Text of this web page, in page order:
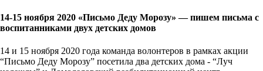
14-15 ноября 2020 «Письмо Деду Морозу» — пишем письма с
воспитанниками двух детских домов
14 и 15 ноября 2020 года команда волонтеров в рамках акции
“Письмо Деду Морозу” посетила два детских дома - “Луч